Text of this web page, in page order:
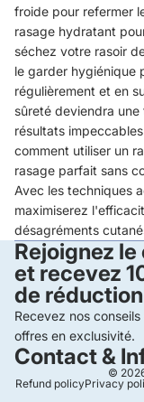
froide pour refermer
rasage hydratant
séchez votre rasoir
le garder hygiénique
régulièrement et en
sûreté deviendra
résultats
comment utiliser un
rasage parfait sans
Avec les techniques
maximiserez
désagréments
Rejoignez le
et recevez
de réduction
Recevez nos
offres en exclusivité.
Contact &
©
Refund policyPrivacy